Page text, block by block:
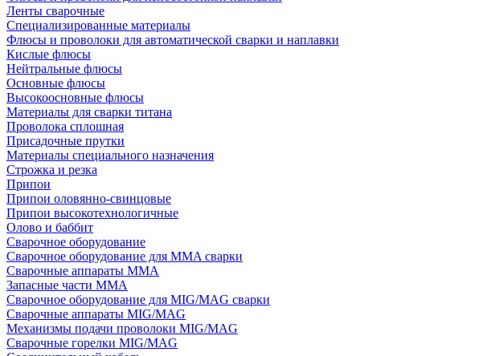
Ленты сварочные
Специализированные материалы
Флюсы и проволоки для автоматической сварки и наплавки
Кислые флюсы
Нейтральные флюсы
Основные флюсы
Высокоосновные флюсы
Материалы для сварки титана
Проволока сплошная
Присадочные прутки
Материалы специального назначения
Строжка и резка
Припои
Припои оловянно-свинцовые
Припои высокотехнологичные
Олово и баббит
Сварочное оборудование
Сварочное оборудование для MMA сварки
Сварочные аппараты MMA
Запасные части MMA
Сварочное оборудование для MIG/MAG сварки
Сварочные аппараты MIG/MAG
Механизмы подачи проволоки MIG/MAG
Сварочные горелки MIG/MAG